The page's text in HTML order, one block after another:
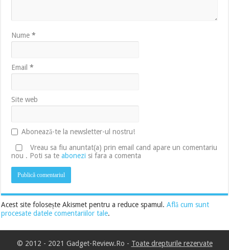
Nume*
Email*
Site web
Abonează-te la newsletter-ul nostru!
Vreau sa fiu anuntat(a) prin email cand apare un comentariu
nou . Poti sa teabonezi si fara a comenta
Acest site folosește Akismet pentru a reduce spamul.Află cum sunt
procesate datele comentariilor tale.
© 2012 - 2021 Gadget-Review.Ro - Toate drepturile rezervate